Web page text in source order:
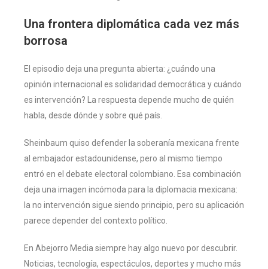
Una frontera diplomática cada vez más
borrosa
El episodio deja una pregunta abierta: ¿cuándo una
opinión internacional es solidaridad democrática y cuándo
es intervención? La respuesta depende mucho de quién
habla, desde dónde y sobre qué país.
Sheinbaum quiso defender la soberanía mexicana frente
al embajador estadounidense, pero al mismo tiempo
entró en el debate electoral colombiano. Esa combinación
deja una imagen incómoda para la diplomacia mexicana:
la no intervención sigue siendo principio, pero su aplicación
parece depender del contexto político.
En Abejorro Media siempre hay algo nuevo por descubrir.
Noticias, tecnología, espectáculos, deportes y mucho más